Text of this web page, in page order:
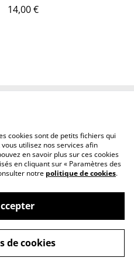
14,00 €
Politique de cookies
powered by
cookies sont de petits fichiers qui
utilisez nos services afin
en savoir plus sur ces cookies
en cliquant sur « Paramètres des
notre politique de cookies.
de cookies